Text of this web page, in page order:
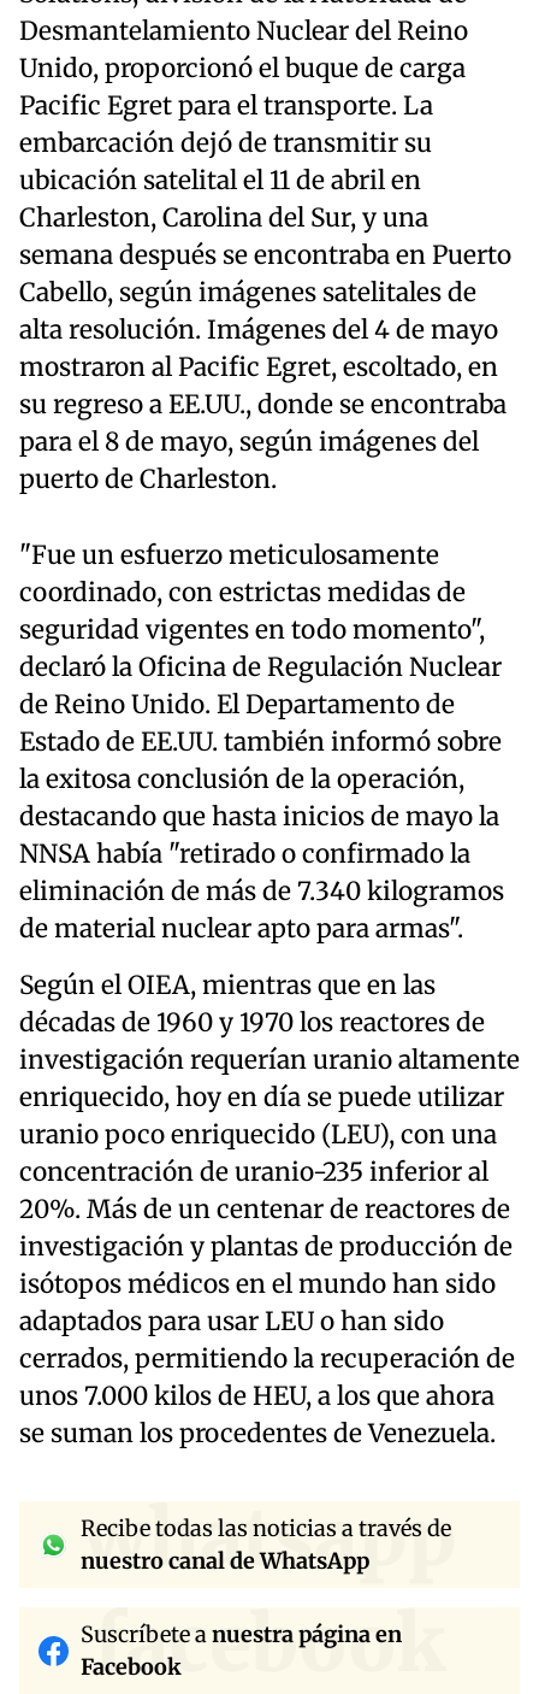
Desmantelamiento Nuclear del Reino
Unido, proporcionó el buque de carga
Pacific Egret para el transporte. La
embarcación dejó de transmitir su
ubicación satelital el 11 de abril en
Charleston, Carolina del Sur, y una
semana después se encontraba en Puerto
Cabello, según imágenes satelitales de
alta resolución. Imágenes del 4 de mayo
mostraron al Pacific Egret, escoltado, en
su regreso a EE.UU., donde se encontraba
para el 8 de mayo, según imágenes del
puerto de Charleston.
"Fue un esfuerzo meticulosamente
coordinado, con estrictas medidas de
seguridad vigentes en todo momento",
declaró la Oficina de Regulación Nuclear
de Reino Unido. El Departamento de
Estado de EE.UU. también informó sobre
la exitosa conclusión de la operación,
destacando que hasta inicios de mayo la
NNSA había "retirado o confirmado la
eliminación de más de 7.340 kilogramos
de material nuclear apto para armas".
Según el OIEA, mientras que en las
décadas de 1960 y 1970 los reactores de
investigación requerían uranio altamente
enriquecido, hoy en día se puede utilizar
uranio poco enriquecido (LEU), con una
concentración de uranio-235 inferior al
20%. Más de un centenar de reactores de
investigación y plantas de producción de
isótopos médicos en el mundo han sido
adaptados para usar LEU o han sido
cerrados, permitiendo la recuperación de
unos 7.000 kilos de HEU, a los que ahora
se suman los procedentes de Venezuela.
whatsapp
Recibe todas las noticias a través de
nuestro canal de WhatsApp
facebook
Suscríbete anuestra página en
Facebook